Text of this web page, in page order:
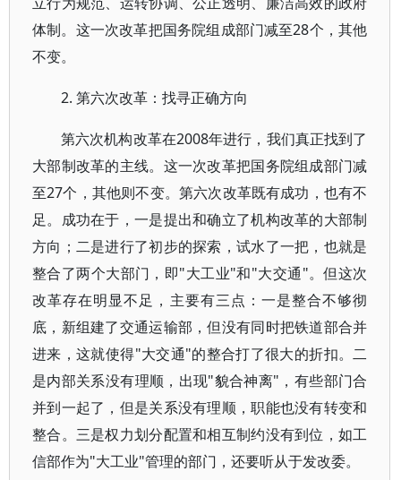
体制。这一次改革把国务院组成部门减至28个，其他
不变。
2. 第六次改革：找寻正确方向
第六次机构改革在2008年进行，我们真正找到了
大部制改革的主线。这一次改革把国务院组成部门减
至27个，其他则不变。第六次改革既有成功，也有不
足。成功在于，一是提出和确立了机构改革的大部制
方向；二是进行了初步的探索，试水了一把，也就是
整合了两个大部门，即"大工业"和"大交通"。但这次
改革存在明显不足，主要有三点：一是整合不够彻
底，新组建了交通运输部，但没有同时把铁道部合并
进来，这就使得"大交通"的整合打了很大的折扣。二
是内部关系没有理顺，出现"貌合神离"，有些部门合
并到一起了，但是关系没有理顺，职能也没有转变和
整合。三是权力划分配置和相互制约没有到位，如工
信部作为"大工业"管理的部门，还要听从于发改委。